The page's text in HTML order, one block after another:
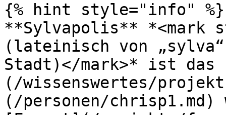
{% hint style="info" %}
**Sylvapolis** *<mark
(lateinisch von
Stadt)</mark>* ist das
(/wissenswertes/
(/personen/